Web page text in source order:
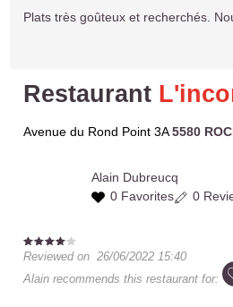
Plats très goûteux et recherchés.
Restaurant
Avenue du Rond Point 3A5580
Alain Dubreucq
0 Favorites
0
Reviewed on26/06/2022 15:40
Alain recommends this restaurant for: